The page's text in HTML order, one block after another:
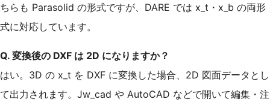
ちらも Parasolid の形式ですが、DARE では x_t・x_b の両形
式に対応しています。
Q. 変換後の DXF は 2D になりますか？
はい。3D の x_t を DXF に変換した場合、2D 図面データとし
て出力されます。Jw_cad や AutoCAD などで開いて編集・注